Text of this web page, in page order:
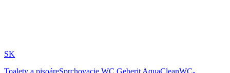
SK
Toalety a pisoáreSprchovacie WC Geberit AquaCleanWC-